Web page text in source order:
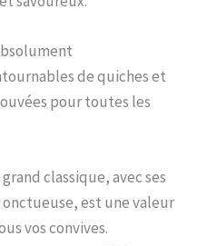
de quiches et
pour toutes les
grand classique, avec ses
onctueuse, est une valeur
vos convives.